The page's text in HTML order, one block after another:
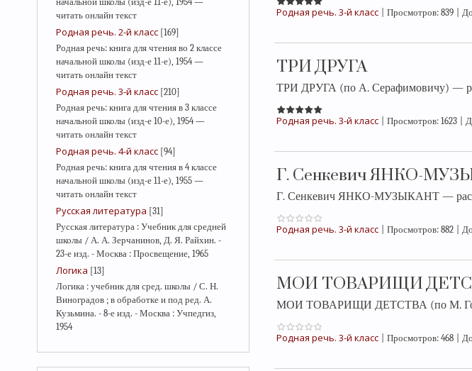
читать онлайн текст
Родная речь. 2-й класс [169]
Родная речь: книга для чтения во 2 классе
начальной школы (изд-е 11-е), 1954 —
читать онлайн текст
Родная речь. 3-й класс [210]
Родная речь: книга для чтения в 3 классе
начальной школы (изд-е 10-е), 1954 —
читать онлайн текст
Родная речь. 4-й класс [94]
Родная речь: книга для чтения в 4 классе
начальной школы (изд-е 11-е), 1955 —
читать онлайн текст
Русская литература [31]
Русская литература : Учебник для средней
школы / А. А. Зерчанинов, Д. Я. Райхин. -
23-е изд. - Москва : Просвещение, 1965
Логика [13]
Логика : учебник для сред. школы / С. Н.
Виноградов ; в обработке и под ред. А.
Кузьмина. - 8-е изд. - Москва : Учпедгиз,
1954
Родная речь. 3-й класс Просмотров: 839
ТРИ ДРУГА
ТРИ ДРУГА (по А. Серафимовичу) —
Родная речь. 3-й класс Просмотров: 1623
Г. Сенкевич ЯНКО-
Г. Сенкевич ЯНКО-МУЗЫКАНТ —
Родная речь. 3-й класс Просмотров: 882
МОИ ТОВАРИЩИ
МОИ ТОВАРИЩИ ДЕТСТВА (по М.
Родная речь. 3-й класс Просмотров: 468